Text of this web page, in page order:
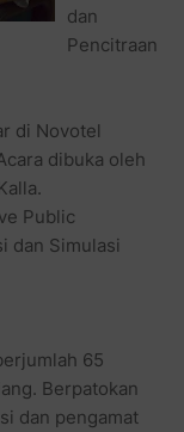
dan
Pencitraan
di Novotel
dibuka oleh
Public
dan Simulasi
65
Berpatokan
dan pengamat